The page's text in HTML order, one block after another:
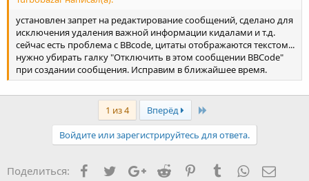
установлен запрет на редактирование сообщений, сделано для
исключения удаления важной информации кидалами и т.д.
сейчас есть проблема с BBcode, цитаты отображаются текстом...
нужно убирать галку "Отключить в этом сообщении BBCode"
при создании сообщения. Исправим в ближайшее время.
1 из 4 Вперёд Last
Войдите или зарегистрируйтесь для ответа.
Поделиться: FacebookTwitterGoogle+
Reddit PinterestTumblrWhatsApp